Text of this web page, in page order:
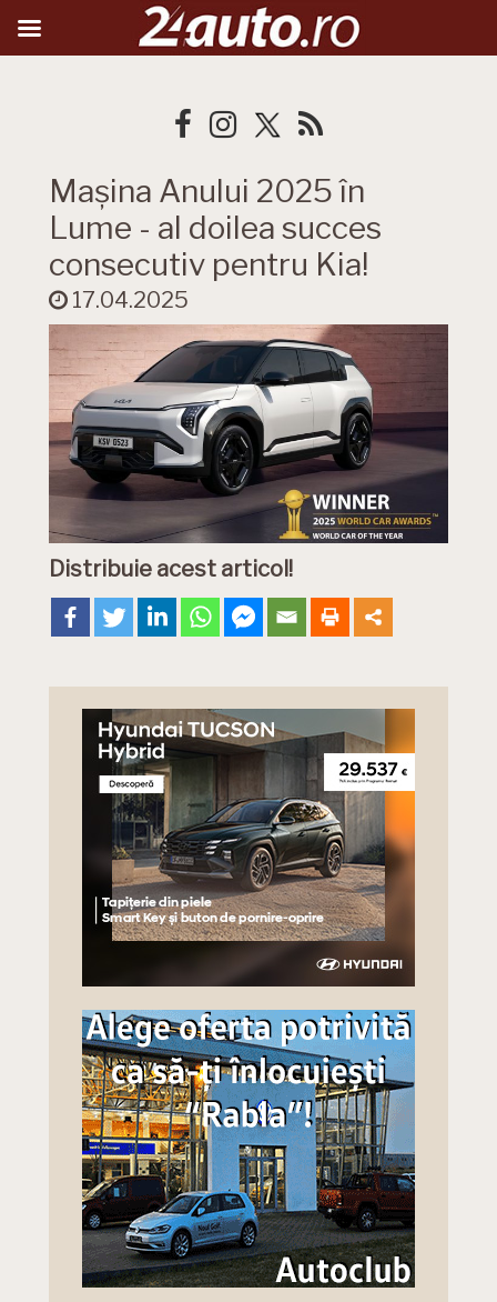
Mașina Anului 2025 în
Lume - al doilea succes
consecutiv pentru Kia!
17.04.2025
Distribuie acest articol!